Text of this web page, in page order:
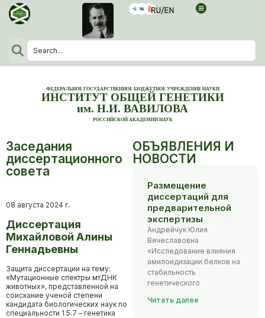
ФЕДЕРАЛЬНОЕ ГОСУДАРСТВЕННОЕ БЮДЖЕТНОЕ УЧРЕЖДЕНИЕ НАУКИ
ИНСТИТУТ ОБЩЕЙ ГЕНЕТИКИ
им. Н.И. ВАВИЛОВА
РОССИЙСКОЙ АКАДЕМИИ НАУК
Заседания
диссертационного
совета
08 августа 2024 г.
Диссертация
Михайловой Алины
Геннадьевны
Защита диссертации на тему:
«Мутационные спектры мтДНК
животных», представленной на
соискание ученой степени
кандидата биологических наук по
специальности 1.5.7 – генетика
ОБЪЯВЛЕНИЯ И
НОВОСТИ
Размещение
диссертаций для
предварительной
экспертизы
Андрейчук Юлия
Вячеславовна
«Исследование влияния
амилоидизации белков на
стабильность
генетического
Читать далее